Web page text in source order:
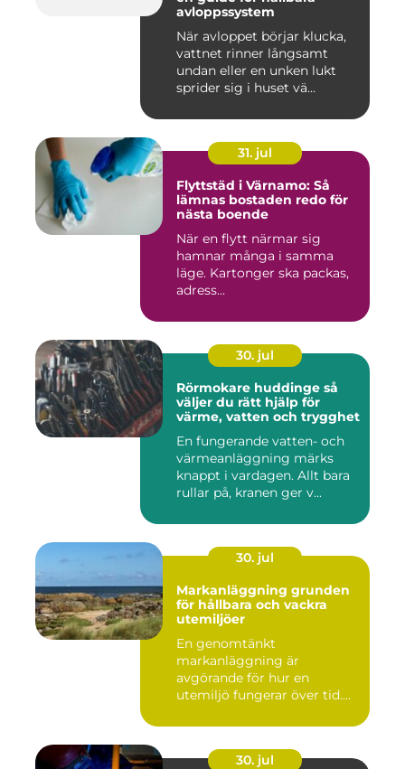
avloppssystem
När avloppet börjar klucka,
vattnet rinner långsamt
undan eller en unken lukt
sprider sig i huset vä...
31. jul
Flyttstäd i Värnamo: Så
lämnas bostaden redo för
nästa boende
När en flytt närmar sig
hamnar många i samma
läge. Kartonger ska packas,
adress...
30. jul
Rörmokare huddinge så
väljer du rätt hjälp för
värme, vatten och trygghet
En fungerande vatten- och
värmeanläggning märks
knappt i vardagen. Allt bara
rullar på, kranen ger v...
30. jul
Markanläggning grunden
för hållbara och vackra
utemiljöer
En genomtänkt
markanläggning är
avgörande för hur en
utemiljö fungerar över tid.
30. jul